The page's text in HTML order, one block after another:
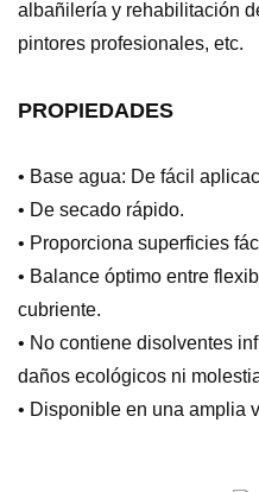
albañilería y rehabilitación
pintores profesionales, etc.
PROPIEDADES
• Base agua: De fácil
• De secado rápido.
• Proporciona superficies
• Balance óptimo entre
cubriente.
• No contiene disolventes
daños ecológicos ni
• Disponible en una amplia